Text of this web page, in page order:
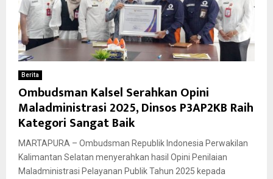
Berita
Ombudsman Kalsel Serahkan Opini
Maladministrasi 2025, Dinsos P3AP2KB Raih
Kategori Sangat Baik
MARTAPURA – Ombudsman Republik Indonesia Perwakilan
Kalimantan Selatan menyerahkan hasil Opini Penilaian
Maladministrasi Pelayanan Publik Tahun 2025 kepada